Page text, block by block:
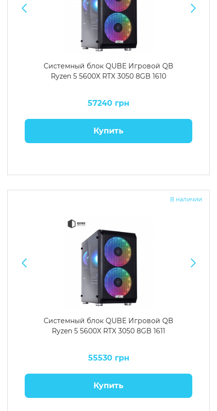
Системный блок QUBE Игровой QB
Ryzen 5 5600X RTX 3050 8GB 1610
57240 грн
Купить
В наличии
Системный блок QUBE Игровой QB
Ryzen 5 5600X RTX 3050 8GB 1611
55530 грн
Купить